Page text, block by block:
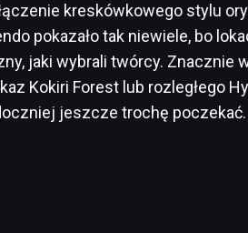
kreskówkowego stylu
pokazało tak niewiele, bo
jaki wybrali twórcy. Znacznie
Kokiri Forest lub rozległego
jeszcze trochę poczekać.